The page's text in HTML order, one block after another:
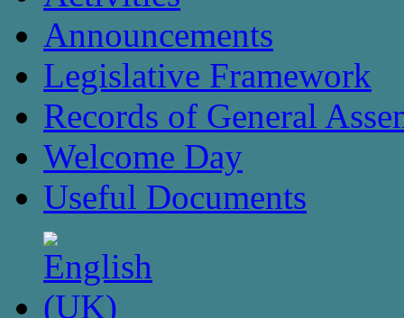
Announcements
Legislative Framework
Records of General
Welcome Day
Useful Documents